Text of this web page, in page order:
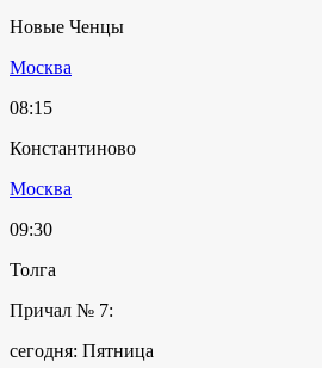
Новые Ченцы
Москва
08:15
Константиново
Москва
09:30
Толга
Причал № 7:
сегодня: Пятница